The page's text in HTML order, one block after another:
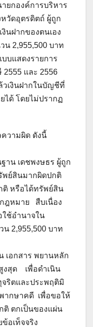
ยกองค์การบริหาร
วัดอุตรดิตถ์ ผู้ถูก
นฝากของตนเอง
น 2,955,500 บาท
บบแสดงรายการ
และ 2556
วเงินฝากในบัญชีที่
ได้ โดยไม่ปรากฏ
วามผิด ดังนี้
าน เดชพงษธร ผู้ถูก
พย์สินมากผิดปกติ
หรือได้ทรัพย์สิน
ฎหมาย สืบเนื่อง
ช้อำนาจใน
น 2,955,500 บาท
เอกสาร พยานหลัก
งสุด เพื่อดำเนิน
ริตและประพฤติมิ
ากษาคดี เพื่อขอให้
ติ ตกเป็นของแผ่น
อเท็จจริง